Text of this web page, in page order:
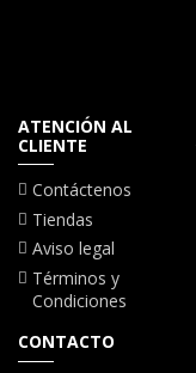
ATENCIÓN AL
CLIENTE
Contáctenos
Tiendas
Aviso legal
Términos y
Condiciones
CONTACTO